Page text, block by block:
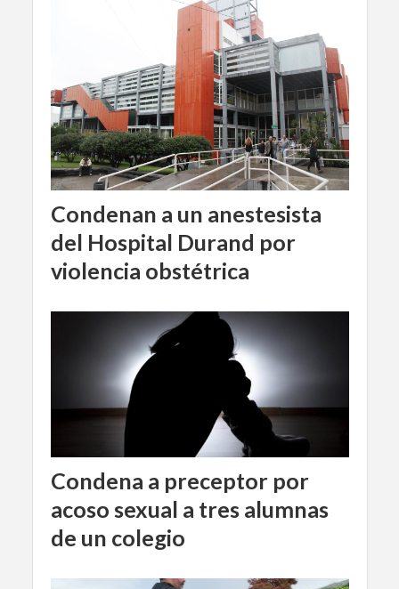
Condenan a un anestesista
del Hospital Durand por
violencia obstétrica
Condena a preceptor por
acoso sexual a tres alumnas
de un colegio